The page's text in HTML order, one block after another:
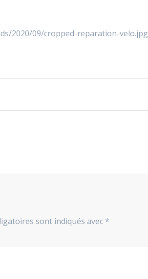
2020/09/cropped-reparation-velo.jpg
sont indiqués avec *